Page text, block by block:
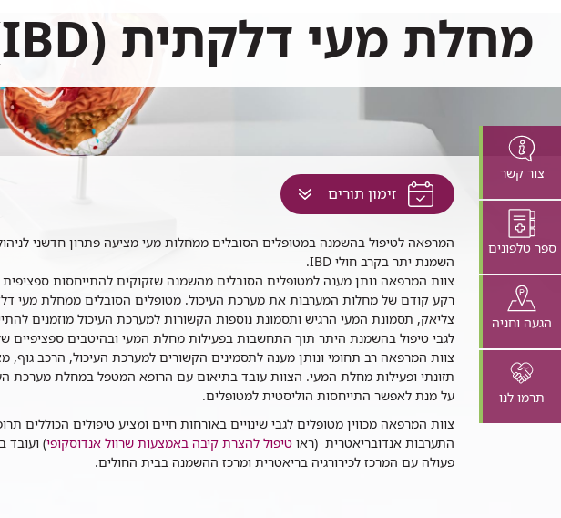
צור קשר
ספר טלפונים
הגעה וחניה
תרמו לנו
מחלת מעי דלקתית (IBD)
זימון תוריםלחץ
למעבר
זה
בדף
מרפאה
בהשמנה
המרפאה לטיפול בהשמנה במטופלים הסובלים ממחלות מעי מציעה פתרון חדשני
השמנת יתר בקרב חולי IBD.
צוות המרפאה נותן מענה למטופלים הסובלים מהשמנה שזקוקים להתייחסות
רקע קודם של מחלות המערבות את מערכת העיכול. מטופלים הסובלים ממחלת מעי
צליאק, תסמונת המעי הרגיש ותסמונת נוספות הקשורות למערכת העיכול מוזמנים
לגבי טיפול בהשמנת היתר תוך התחשבות בפעילות מחלת המעי ובהיטבים ספציפיים
צוות המרפאה רב תחומי ונותן מענה לתסמינים הקשורים למערכת העיכול, הרכב גוף,
תזונתי ופעילות מחלת המעי. הצוות עובד בתיאום עם הרופא המטפל במחלת מערכת
על מנת לאפשר התייחסות הוליסטית למטופלים.
צוות המרפאה מכווין מטופלים לגבי שינויים באורחות חיים ומציע טיפולים הכוללים
התערבות אנדובריאטרית (ראו טיפול להצרת קיבה באמצעות שרוול אנדוסקופי) ועובד
פעולה עם המרכז לכירורגיה בריאטרית ומרכז ההשמנה בבית החולים.